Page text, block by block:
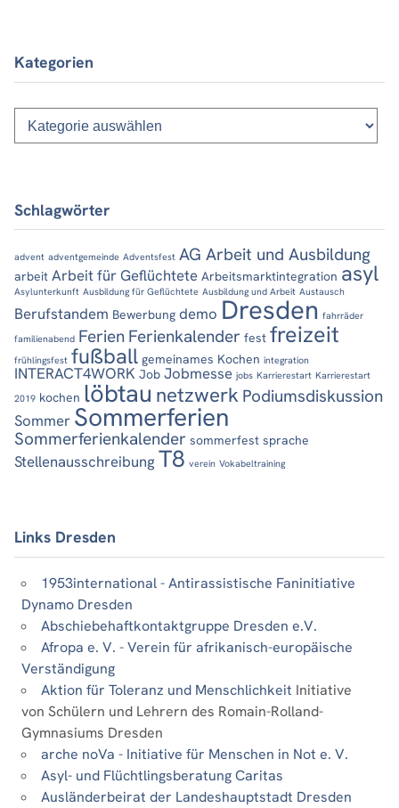
Kategorien
Kategorien
Schlagwörter
advent adventgemeinde Adventsfest AG Arbeit und Ausbildung
arbeit Arbeit für Geflüchtete Arbeitsmarktintegration asyl
Asylunterkunft Ausbildung für Geflüchtete Ausbildung und Arbeit Austausch
Berufstandem Bewerbung demo Dresden fahrräder
familienabend Ferien Ferienkalender fest freizeit
frühlingsfest fußball gemeinames Kochen integration
INTERACT4WORK Job Jobmesse jobs Karrierestart Karrierestart
2019 kochen löbtau netzwerk Podiumsdiskussion
Sommer Sommerferien
Sommerferienkalender sommerfest sprache
Stellenausschreibung T8 verein Vokabeltraining
Links Dresden
1953international - Antirassistische Faninitiative
Dynamo Dresden
Abschiebehaftkontaktgruppe Dresden e.V.
Afropa e. V. - Verein für afrikanisch-europäische
Verständigung
Aktion für Toleranz und Menschlichkeit Initiative
von Schülern und Lehrern des Romain-Rolland-
Gymnasiums Dresden
arche noVa - Initiative für Menschen in Not e. V.
Asyl- und Flüchtlingsberatung Caritas
Ausländerbeirat der Landeshauptstadt Dresden